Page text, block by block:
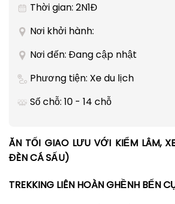
Thời gian: 2N1Đ
Nơi khởi hành:
Nơi đến: Đang cập nhật
Phương tiện: Xe du lịch
Số chỗ: 10 - 14 chỗ
ĂN TỐI GIAO LƯU VỚI KIỂM LÂM,
ĐÈN CÁ SẤU)
TREKKING LIÊN HOÀN GHỀNH BẾN